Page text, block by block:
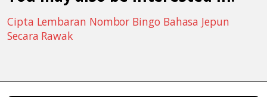
Cipta Lembaran Nombor Bingo Bahasa Jepun
Secara Rawak